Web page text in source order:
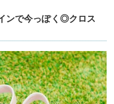
ンで今っぽく◎クロス